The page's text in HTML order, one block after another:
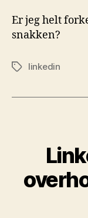
Er jeg helt
snakken?
Tagslinkedin